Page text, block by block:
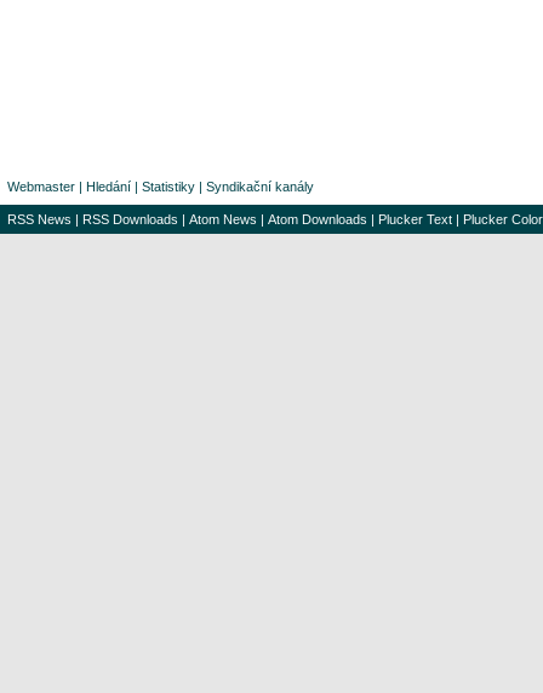
Webmaster | Hledání | Statistiky | Syndikační kanály
RSS News | RSS Downloads | Atom News | Atom Downloads | Plucker Text | Plucker Color